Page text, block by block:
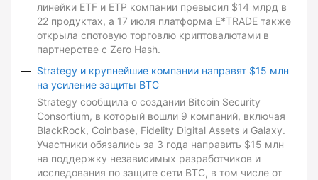
линейки ETF и ETP компании превысил $14 млрд в
22 продуктах, а 17 июля платформа E*TRADE также
открыла спотовую торговлю криптовалютами в
партнерстве с Zero Hash.
Strategy и крупнейшие компании направят $15 млн
на усиление защиты BTC
Strategy сообщила о создании Bitcoin Security
Consortium, в который вошли 9 компаний, включая
BlackRock, Coinbase, Fidelity Digital Assets и Galaxy.
Участники обязались за 3 года направить $15 млн
на поддержку независимых разработчиков и
исследования по защите сети BTC, в том числе от